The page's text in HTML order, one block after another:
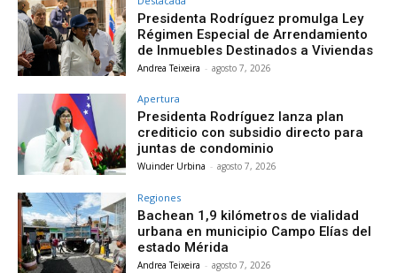
Presidenta Rodríguez promulga Ley
Régimen Especial de Arrendamiento
de Inmuebles Destinados a Viviendas
Andrea Teixeira - agosto 7, 2026
Apertura
Presidenta Rodríguez lanza plan
crediticio con subsidio directo para
juntas de condominio
Wuinder Urbina - agosto 7, 2026
Regiones
Bachean 1,9 kilómetros de vialidad
urbana en municipio Campo Elías del
estado Mérida
Andrea Teixeira - agosto 7, 2026